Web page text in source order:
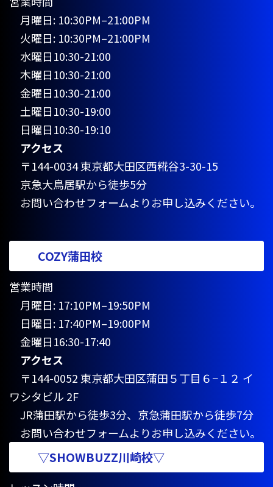
月曜日: 10:30PM–21:00PM
火曜日: 10:30PM–21:00PM
水曜日10:30-21:00
木曜日10:30-21:00
金曜日10:30-21:00
土曜日10:30-19:00
日曜日10:30-19:10
アクセス
〒144-0034 東京都大田区西糀谷3-30-15
京急大鳥居駅から徒歩5分
お問い合わせフォームよりお申し込みください。
COZY蒲田校
営業時間
月曜日: 17:10PM–19:50PM
日曜日: 17:40PM–19:00PM
金曜日16:30-17:40
アクセス
〒144-0052 東京都大田区蒲田５丁目６−１２ イ
ワシタビル 2F
JR蒲田駅から徒歩3分、京急蒲田駅から徒歩7分
お問い合わせフォームよりお申し込みください。
▽SHOWBUZZ川崎校▽